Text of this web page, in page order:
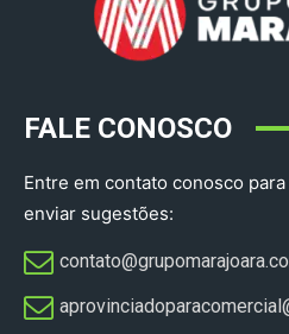
FALE CONOSCO
Entre em contato conosco
enviar sugestões: